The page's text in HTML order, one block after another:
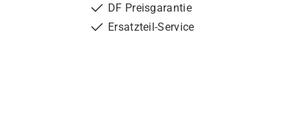
DF Preisgarantie
Ersatzteil-Service